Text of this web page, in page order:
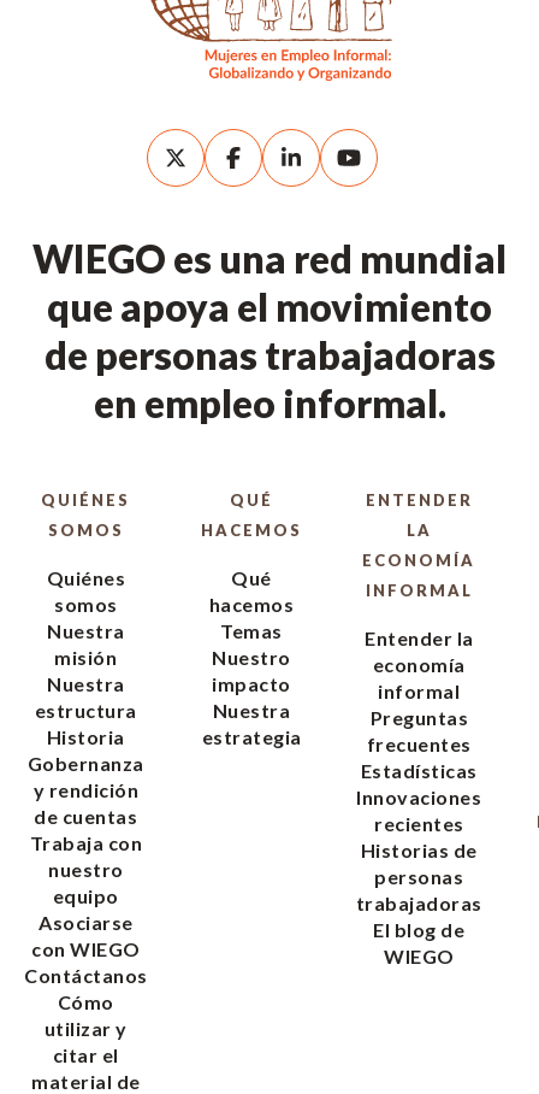
WIEGO es una red mundial
que apoya el movimiento
de personas trabajadoras
en empleo informal.
QUIÉNES
SOMOS
Quiénes
somos
Nuestra
misión
Nuestra
estructura
Historia
Gobernanza
y rendición
de cuentas
Trabaja con
nuestro
equipo
Asociarse
con WIEGO
Contáctanos
Cómo
utilizar y
citar el
material de
QUÉ
HACEMOS
Qué
hacemos
Temas
Nuestro
impacto
Nuestra
estrategia
ENTENDER
LA
ECONOMÍA
INFORMAL
Entender la
economía
informal
Preguntas
frecuentes
Estadísticas
Innovaciones
recientes
Historias de
personas
trabajadoras
El blog de
WIEGO